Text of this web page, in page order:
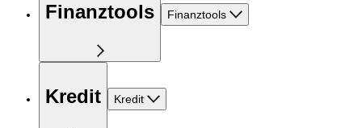
Finanztools Finanztools
Kredit Kredit